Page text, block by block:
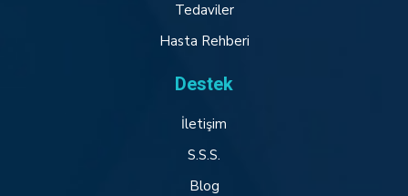
Tedaviler
Hasta Rehberi
Destek
İletişim
S.S.S.
Blog